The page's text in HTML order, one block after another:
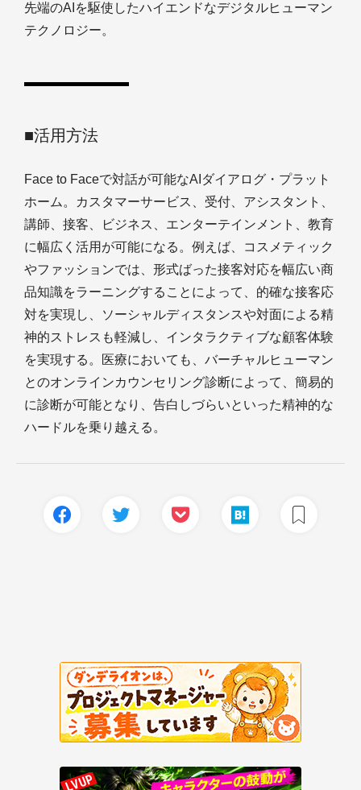
先端のAIを駆使したハイエンドなデジタルヒューマン
テクノロジー。
■活用方法
Face to Faceで対話が可能なAIダイアログ・プラット
ホーム。カスタマーサービス、受付、アシスタント、
講師、接客、ビジネス、エンターテインメント、教育
に幅広く活用が可能になる。例えば、コスメティック
やファッションでは、形式ばった接客対応を幅広い商
品知識をラーニングすることによって、的確な接客応
対を実現し、ソーシャルディスタンスや対面による精
神的ストレスも軽減し、インタラクティブな顧客体験
を実現する。医療においても、バーチャルヒューマン
とのオンラインカウンセリング診断によって、簡易的
に診断が可能となり、告白しづらいといった精神的な
ハードルを乗り越える。